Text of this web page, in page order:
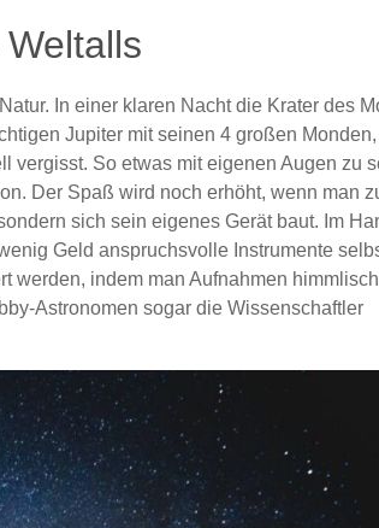
In einer klaren Nacht die Krater des
Jupiter mit seinen 4 großen Monden,
vergisst. So etwas mit eigenen Augen zu
Der Spaß wird noch erhöht, wenn man
sich sein eigenes Gerät baut. Im
Geld anspruchsvolle Instrumente
werden, indem man Aufnahmen
Astronomen sogar die Wissenschaftler